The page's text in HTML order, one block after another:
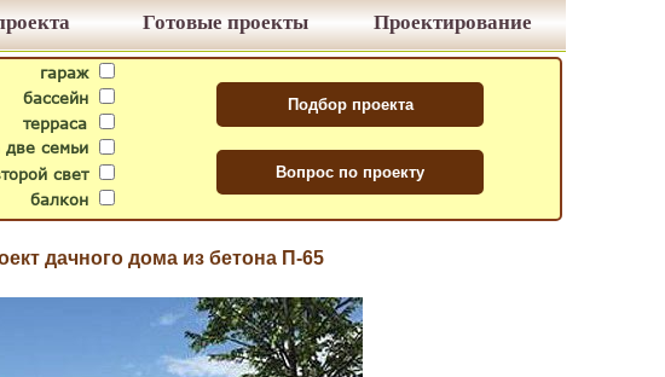
Проектирование
Готовые проекты
гараж
бассейн
свет
семьи
терраса
балкон
дачного дома из бетона П-65